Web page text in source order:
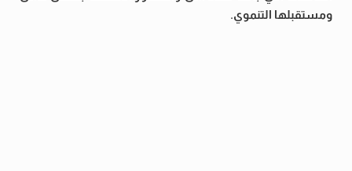
ومستقبلها التنموي.